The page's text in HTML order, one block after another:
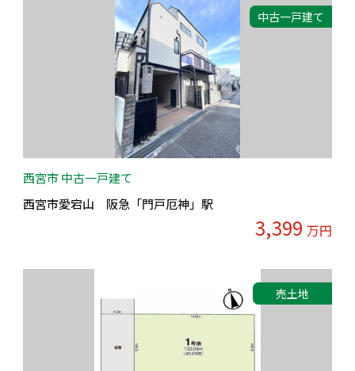
中古一戸建て
西宮市 中古一戸建て
西宮市愛宕山 阪急「門戸厄神」駅
3,399 万円
売土地